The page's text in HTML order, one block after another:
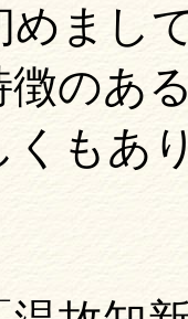
めまし
徴のあ
くもあ